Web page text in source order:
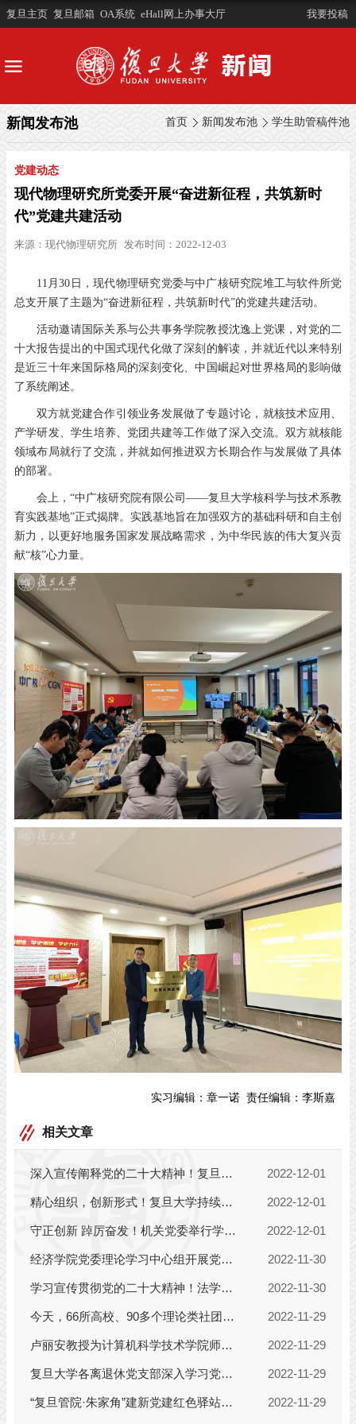
复旦主页 复旦邮箱 OA系统 eHall网上办事大厅 我要投稿
首页 新闻发布池 学生助管稿件池
新闻发布池
党建动态
现代物理研究所党委开展“奋进新征程，共筑新时
代”党建共建活动
来源： 现代物理研究所 发布时间：2022-12-03
11月30日，现代物理研究党委与中广核研究院堆工与软件所党
总支开展了主题为“奋进新征程，共筑新时代”的党建共建活动。
活动邀请国际关系与公共事务学院教授沈逸上党课，对党的二
十大报告提出的中国式现代化做了深刻的解读，并就近代以来特别
是近三十年来国际格局的深刻变化、中国崛起对世界格局的影响做
了系统阐述。
双方就党建合作引领业务发展做了专题讨论，就核技术应用、
产学研发、学生培养、党团共建等工作做了深入交流。双方就核能
领域布局就行了交流，并就如何推进双方长期合作与发展做了具体
的部署。
会上，“中广核研究院有限公司——复旦大学核科学与技术系教
育实践基地”正式揭牌。实践基地旨在加强双方的基础科研和自主创
新力，以更好地服务国家发展战略需求，为中华民族的伟大复兴贡
献“核”心力量。
实习编辑： 章一诺 责任编辑： 李斯嘉
相关文章